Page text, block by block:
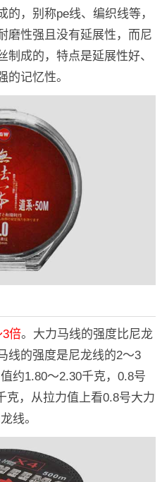
，别称pe线、编织线等，
磨性强且没有延展性，而尼
成的，特点是延展性好、
的记忆性。
3倍。大力马线的强度比尼龙
线的强度是尼龙线的2～3
约1.80～2.30千克，0.8号
克，从拉力值上看0.8号大力
线。